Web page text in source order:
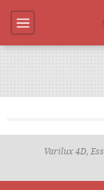
Varilux 4D,